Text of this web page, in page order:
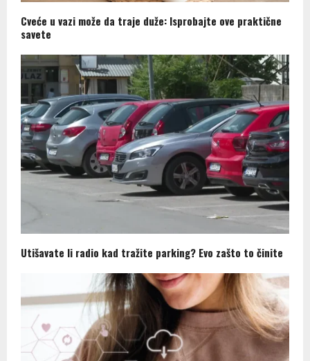
Cveće u vazi može da traje duže: Isprobajte ove praktične
savete
Utišavate li radio kad tražite parking? Evo zašto to činite